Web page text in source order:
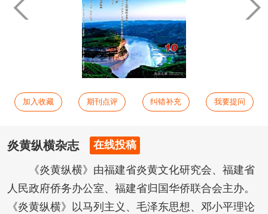
加入收藏 期刊点评 纠错补充 我要提问
炎黄纵横杂志 在线投稿
《炎黄纵横》由福建省炎黄文化研究会、福建省
人民政府侨务办公室、福建省归国华侨联合会主办。
《炎黄纵横》以马列主义、毛泽东思想、邓小平理论